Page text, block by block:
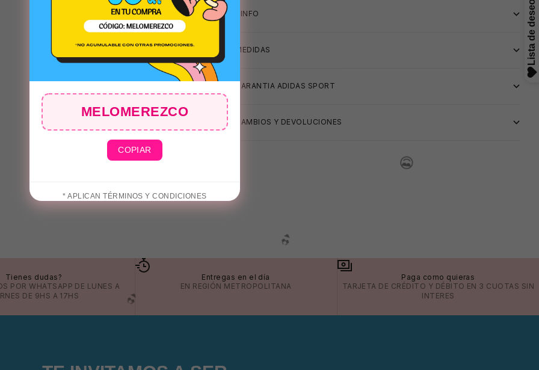
+INFO
MEDIDAS
GARANTIA ADIDAS SPORT
CAMBIOS Y DEVOLUCIONES
MELOMEREZCO
COPIAR
* APLICAN TÉRMINOS Y CONDICIONES
Tienes dudas?
PORWHATSAPP DE LUNES A
DE 9HS A 17HS
Entregas en el día
EN REGIÓN METROPOLITANA
Paga como quieras
TARJETA DE CRÉDITO Y DÉBITO EN 3 CUOTAS SIN
INTERES